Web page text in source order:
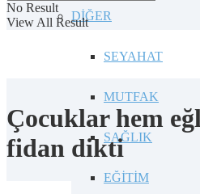
DİĞER
SEYAHAT
MUTFAK
SAĞLIK
EĞİTİM
No Result
View All Result
Çocuklar hem
fidan dikti